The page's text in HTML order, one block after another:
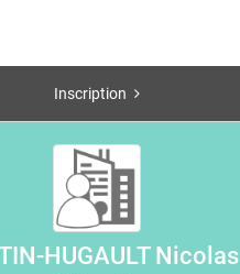
Inscription
HUGAULT Nicolas